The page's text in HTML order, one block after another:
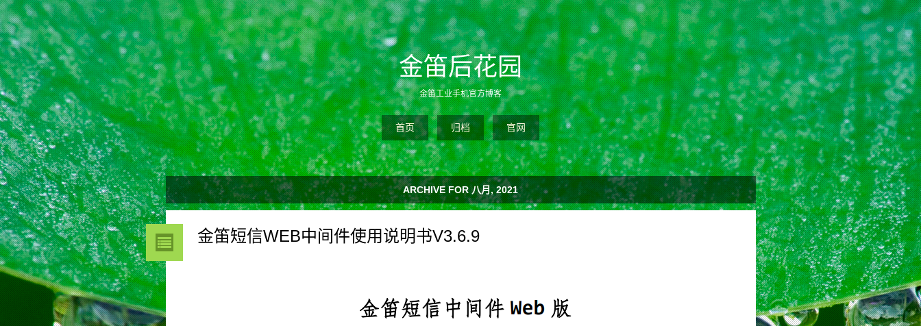
金笛后花园
金笛工业手机官方博客
首页 归档 官网
ARCHIVE FOR 八月, 2021
金笛短信WEB中间件使用说明书V3.6.9